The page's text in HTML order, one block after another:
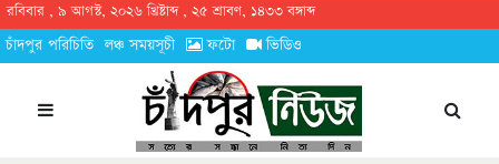
রবিবার , ৯ আগস্ট, ২০২৬ খ্রিষ্টাব্দ , ২৫ শ্রাবণ, ১৪৩৩ বঙ্গাব্দ
চাঁদপুর পরিচিতি লঞ্চ সময়সূচী ফটো ভিডিও